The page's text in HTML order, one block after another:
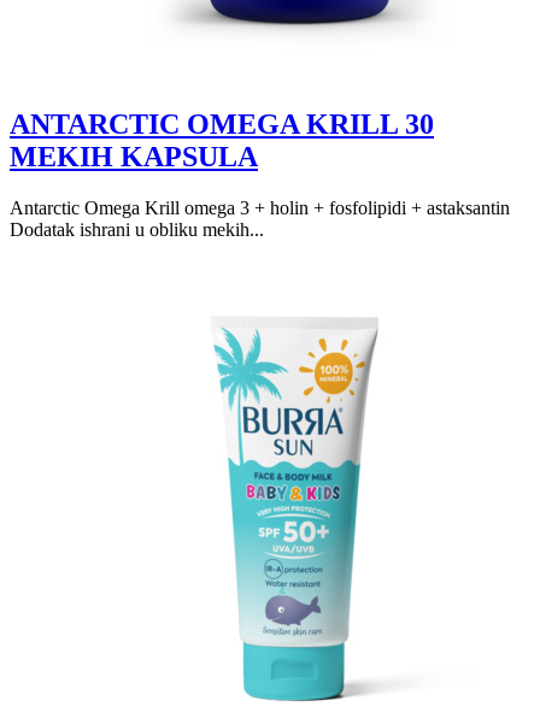
ANTARCTIC OMEGA KRILL 30
MEKIH KAPSULA
Antarctic Omega Krill omega 3 + holin + fosfolipidi + astaksantin
Dodatak ishrani u obliku mekih...